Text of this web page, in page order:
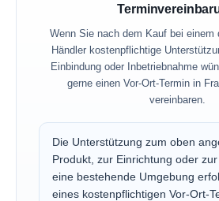
Wenn Sie nach dem Kauf bei einem
Händler kostenpflichtige
Einbindung oder Inbetriebnahme
gerne einen Vor-Ort-Termin in
vereinbaren.
Die Unterstützung zum oben
Produkt, zur Einrichtung oder
eine bestehende Umgebung
eines kostenpflichtigen Vor-Ort-